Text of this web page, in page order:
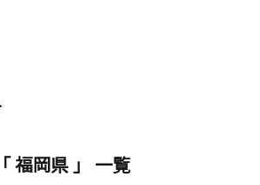
「 福岡県 」 一覧